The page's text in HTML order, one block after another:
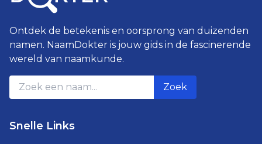
Ontdek de betekenis en oorsprong van duizenden
namen. NaamDokter is jouw gids in de fascinerende
wereld van naamkunde.
Zoek
Snelle Links